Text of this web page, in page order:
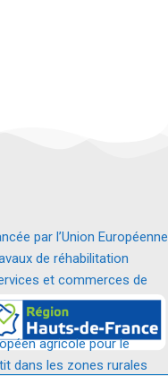
par l’Union Européenne
de réhabilitation
et commerces de
agricole pour le
dans les zones rurales